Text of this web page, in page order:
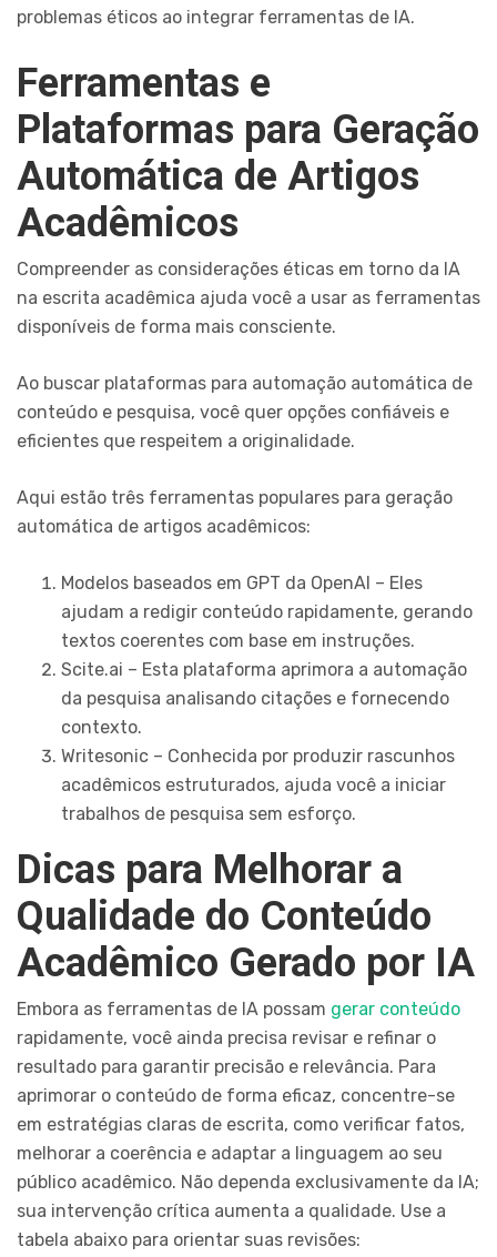
problemas éticos ao integrar ferramentas de IA.
Ferramentas e
Plataformas para Geração
Automática de Artigos
Acadêmicos
Compreender as considerações éticas em torno da IA
na escrita acadêmica ajuda você a usar as ferramentas
disponíveis de forma mais consciente.
Ao buscar plataformas para automação automática de
conteúdo e pesquisa, você quer opções confiáveis e
eficientes que respeitem a originalidade.
Aqui estão três ferramentas populares para geração
automática de artigos acadêmicos:
Modelos baseados em GPT da OpenAI – Eles
ajudam a redigir conteúdo rapidamente, gerando
textos coerentes com base em instruções.
Scite.ai – Esta plataforma aprimora a automação
da pesquisa analisando citações e fornecendo
contexto.
Writesonic – Conhecida por produzir rascunhos
acadêmicos estruturados, ajuda você a iniciar
trabalhos de pesquisa sem esforço.
Dicas para Melhorar a
Qualidade do Conteúdo
Acadêmico Gerado por IA
Embora as ferramentas de IA possam gerar conteúdo
rapidamente, você ainda precisa revisar e refinar o
resultado para garantir precisão e relevância. Para
aprimorar o conteúdo de forma eficaz, concentre-se
em estratégias claras de escrita, como verificar fatos,
melhorar a coerência e adaptar a linguagem ao seu
público acadêmico. Não dependa exclusivamente da IA;
sua intervenção crítica aumenta a qualidade. Use a
tabela abaixo para orientar suas revisões: